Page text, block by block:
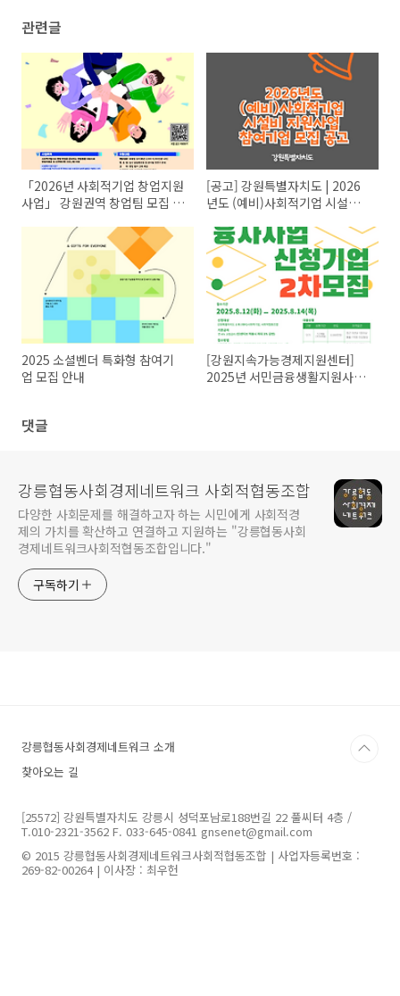
관련글
「2026년 사회적기업 창업지원
사업」 강원권역 창업팀 모집 공
[공고] 강원특별자치도 | 2026
년도 (예비)사회적기업 시설비
2025 소셜벤더 특화형 참여기
업 모집 안내
[강원지속가능경제지원센터]
2025년 서민금융생활지원사업
댓글
강릉협동사회경제네트워크 사회적협동조합
다양한 사회문제를 해결하고자 하는 시민에게 사회적경
제의 가치를 확산하고 연결하고 지원하는 "강릉협동사회
경제네트워크사회적협동조합입니다."
구독하기
강릉협동사회경제네트워크 소개
찾아오는 길
[25572] 강원특별자치도 강릉시 성덕포남로188번길 22 풀씨터 4층 /
T.010-2321-3562 F. 033-645-0841 gnsenet@gmail.com
© 2015 강릉협동사회경제네트워크사회적협동조합 | 사업자등록번호 :
269-82-00264 | 이사장 : 최우헌